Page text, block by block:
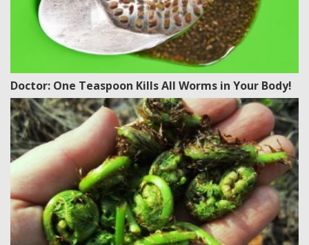
Doctor: One Teaspoon Kills All Worms in Your Body!